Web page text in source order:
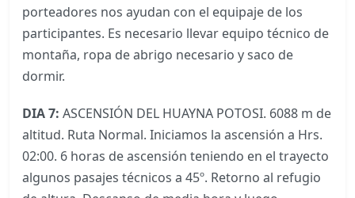
porteadores nos ayudan con el equipaje de los
participantes. Es necesario llevar equipo técnico de
montaña, ropa de abrigo necesario y saco de
dormir.
DIA 7: ASCENSIÓN DEL HUAYNA POTOSI. 6088 m de
altitud. Ruta Normal. Iniciamos la ascensión a Hrs.
02:00. 6 horas de ascensión teniendo en el trayecto
algunos pasajes técnicos a 45º. Retorno al refugio